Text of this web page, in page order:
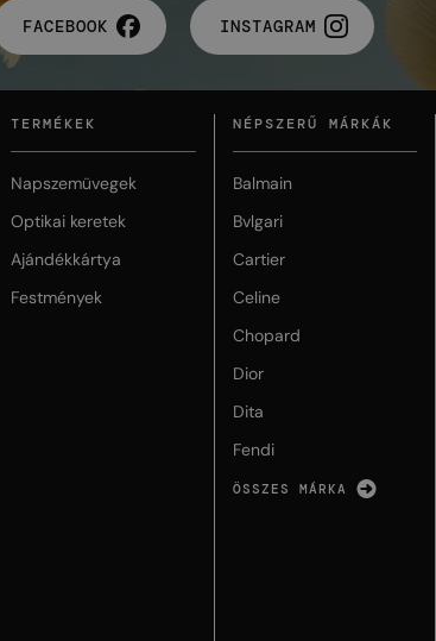
FACEBOOK INSTAGRAM
TERMÉKEK
Napszemüvegek
Optikai keretek
Ajándékkártya
Festmények
NÉPSZERŰ MÁRKÁK
Balmain
Bvlgari
Cartier
Celine
Chopard
Dior
Dita
Fendi
ÖSSZES MÁRKA